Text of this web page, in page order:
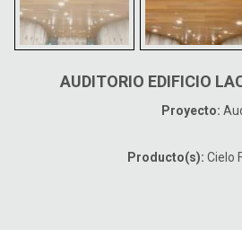
AUDITORIO EDIFICIO
Proyecto:
Producto(s): Cielo